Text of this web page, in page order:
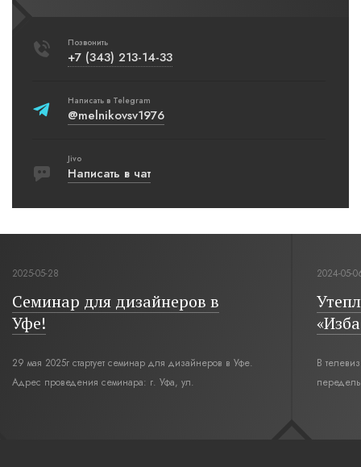
Позвонить
+7 (343) 213-14-33
Написать в Telegram
@melnikovsv1976
Jivo
Написать в чат
для дизайнеров в
стартует семинар для дизайнеров в Уфе.
семинара: г. Уфа, ул.
Утепление
«Изба из
В телевизионной
переделывают
бревенчатые стены